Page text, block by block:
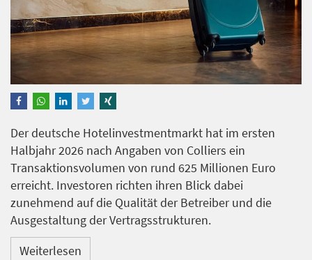
Der deutsche Hotelinvestmentmarkt hat im ersten
Halbjahr 2026 nach Angaben von Colliers ein
Transaktionsvolumen von rund 625 Millionen Euro
erreicht. Investoren richten ihren Blick dabei
zunehmend auf die Qualität der Betreiber und die
Ausgestaltung der Vertragsstrukturen.
Weiterlesen